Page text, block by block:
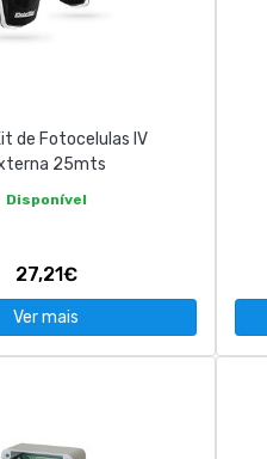
de Fotocelulas IV
25mts
Disponível
27,21€
Ver mais